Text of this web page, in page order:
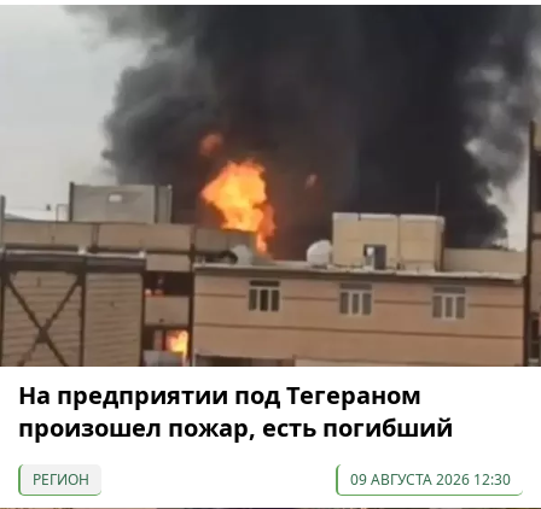
На предприятии под Тегераном
произошел пожар, есть погибший
РЕГИОН 09 АВГУСТА 2026 12:30